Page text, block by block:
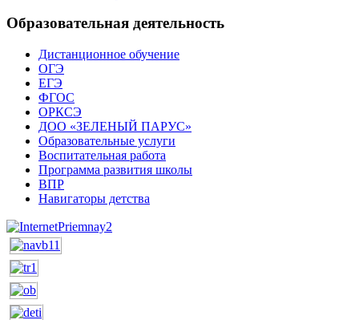
Образовательная деятельность
Дистанционное обучение
ОГЭ
ЕГЭ
ФГОС
ОРКСЭ
ДОО «ЗЕЛЕНЫЙ ПАРУС»
Образовательные услуги
Воспитательная работа
Программа развития школы
ВПР
Навигаторы детства